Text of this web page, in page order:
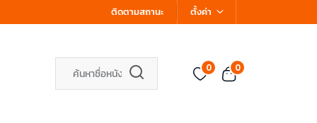
ติดตามสถานะ ตั้งค่า
0 0